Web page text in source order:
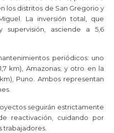
los distritos de San Gregorio y
La inversión total, que
supervisión, asciende a 5,6
periódicos: uno
km), Amazonas; y otro en la
Puno. Ambos representan
seguirán estrictamente
reactivación, cuidando por